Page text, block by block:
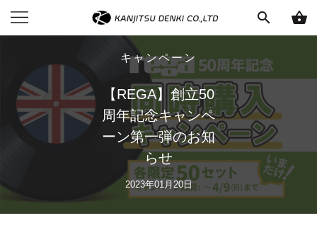
search shopping_basket
キャンペーン
【REGA】創立50
周年記念キャンペ
ーン第一弾のお知
らせ
2023年01月20日